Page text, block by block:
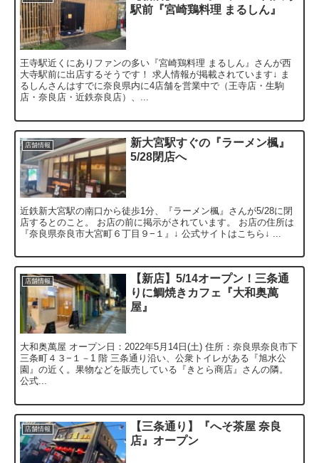
駅前『宮崎鶏料理 まるしん』
王寺駅近くにありファンの多い『宮崎鶏料理 まるしん』さんが西
大寺駅前に出店するそうです！ 求人情報が掲載されています↓ ま
るしんさんはすでに奈良県内に4店舗を営業中で（王寺店・生駒
店・奈良店・近鉄奈良店）、...
店舗情報
新大宮駅すぐの『ラーメン楓』
5/28閉店へ
近鉄新大宮駅の南口から徒歩1分、『ラーメン楓』さんが5/28に閉
店するとのこと。 お店の前に掲示がされています。 お店の住所は
『奈良県奈良市大宮町６丁目９−１』↓ 公式サイトはこちら↓ ...
店舗情報
【新店】5/14オープン！三条通
りに鯛焼きカフェ『大和奥萬
屋』
大和奥萬屋 オープン日：2022年5月14日(土) 住所：奈良県奈良市下
三条町４３−１－1 階 三条通り沿い、公衆トイレがある『旭水公
園』の近く。果物などを販売している『きとら商店』さんの隣。
公式...
店舗情報
【三条通り】『へそ茶屋 奈良
店』オープン